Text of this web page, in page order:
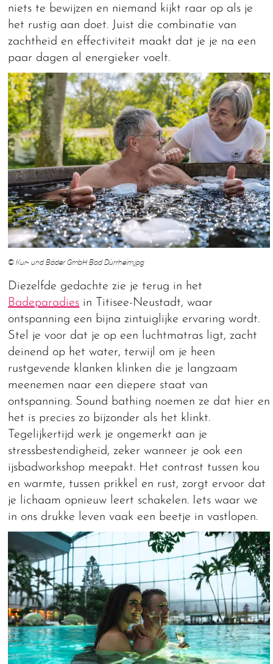
niets te bewijzen en niemand kijkt raar op als je
het rustig aan doet. Juist die combinatie van
zachtheid en effectiviteit maakt dat je je na een
paar dagen al energieker voelt.
© Kur- und Bäder GmbH Bad Dürrheim.jpg
Diezelfde gedachte zie je terug in het
Badeparadies in Titisee-Neustadt, waar
ontspanning een bijna zintuiglijke ervaring wordt.
Stel je voor dat je op een luchtmatras ligt, zacht
deinend op het water, terwijl om je heen
rustgevende klanken klinken die je langzaam
meenemen naar een diepere staat van
ontspanning. Sound bathing noemen ze dat hier en
het is precies zo bijzonder als het klinkt.
Tegelijkertijd werk je ongemerkt aan je
stressbestendigheid, zeker wanneer je ook een
ijsbadworkshop meepakt. Het contrast tussen kou
en warmte, tussen prikkel en rust, zorgt ervoor dat
je lichaam opnieuw leert schakelen. Iets waar we
in ons drukke leven vaak een beetje in vastlopen.